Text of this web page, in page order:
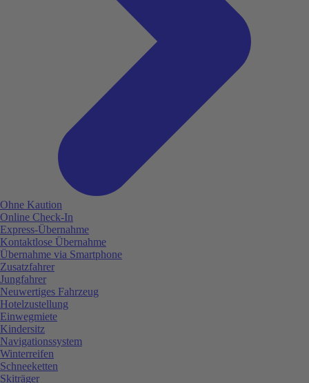
Ohne Kaution
Online Check-In
Express-Übernahme
Kontaktlose Übernahme
Übernahme via Smartphone
Zusatzfahrer
Jungfahrer
Neuwertiges Fahrzeug
Hotelzustellung
Einwegmiete
Kindersitz
Navigationssystem
Winterreifen
Schneeketten
Skiträger